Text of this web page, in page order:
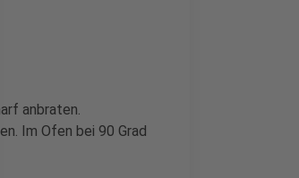
anbraten.
Im Ofen bei 90 Grad